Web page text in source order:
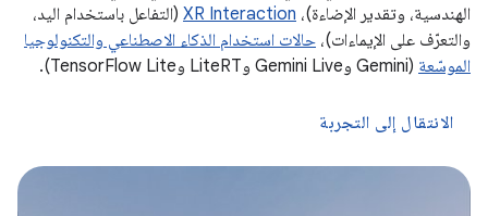
الهندسية، وتقدير الإضاءة)، XR Interaction (التفاعل باستخدام اليد،
والتعرّف على الإيماءات)، حالات استخدام الذكاء الاصطناعي والتكنولوجيا
الموسّعة (Gemini وGemini Live وLiteRT وTensorFlow Lite).
الانتقال إلى التجربة